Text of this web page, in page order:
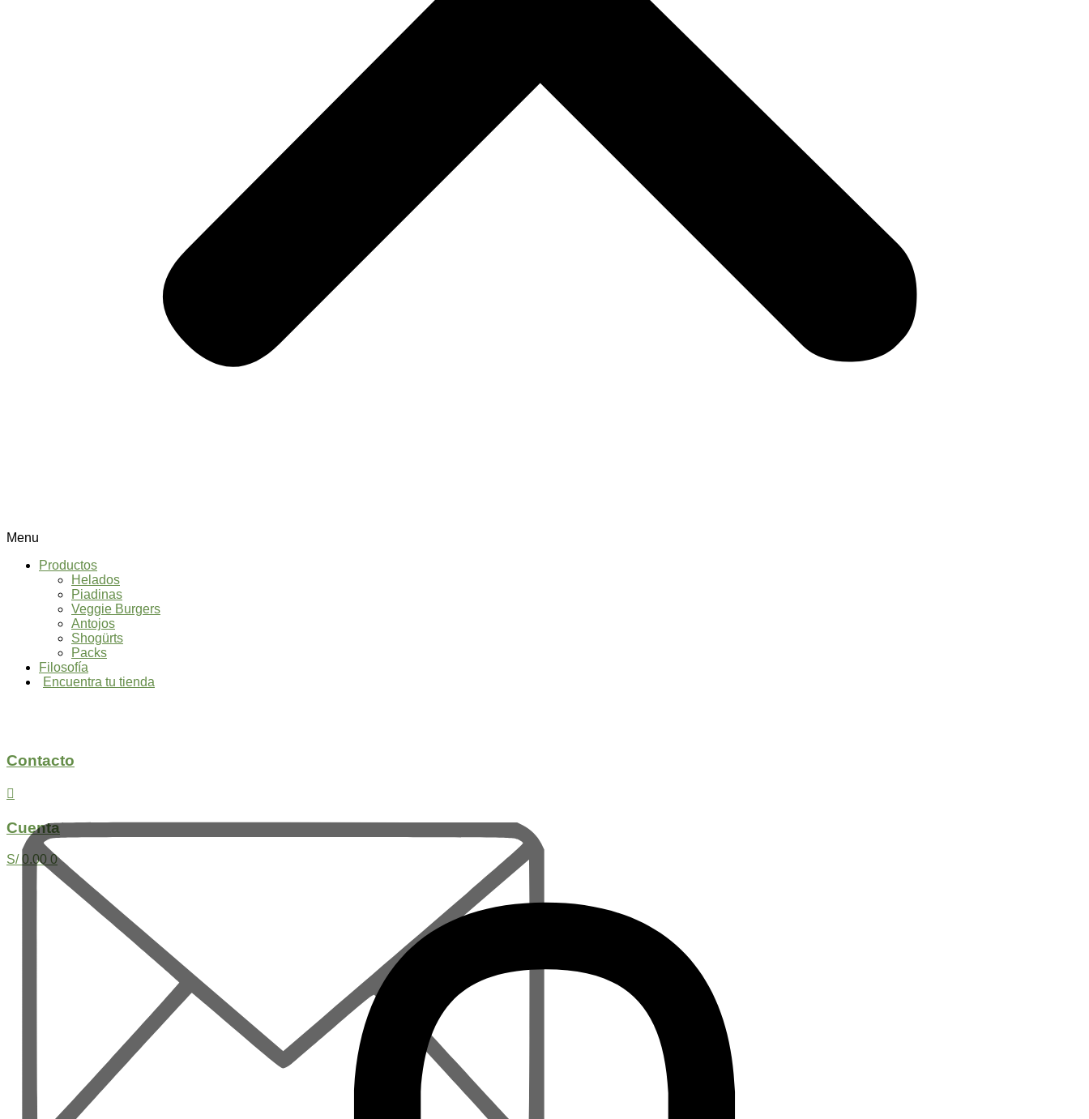
Menu
Productos
Helados
Piadinas
Veggie Burgers
Antojos
Shogürts
Packs
Filosofía
Encuentra tu tienda
Contacto
Cuenta
S/0.00 0